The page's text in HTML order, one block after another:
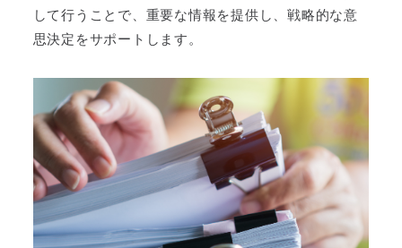
して行うことで、重要な情報を提供し、戦略的な意
思決定をサポートします。